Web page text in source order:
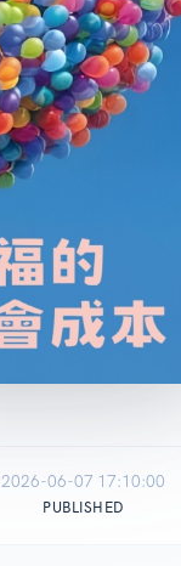
2026-06-07 17:10:00
PUBLISHED